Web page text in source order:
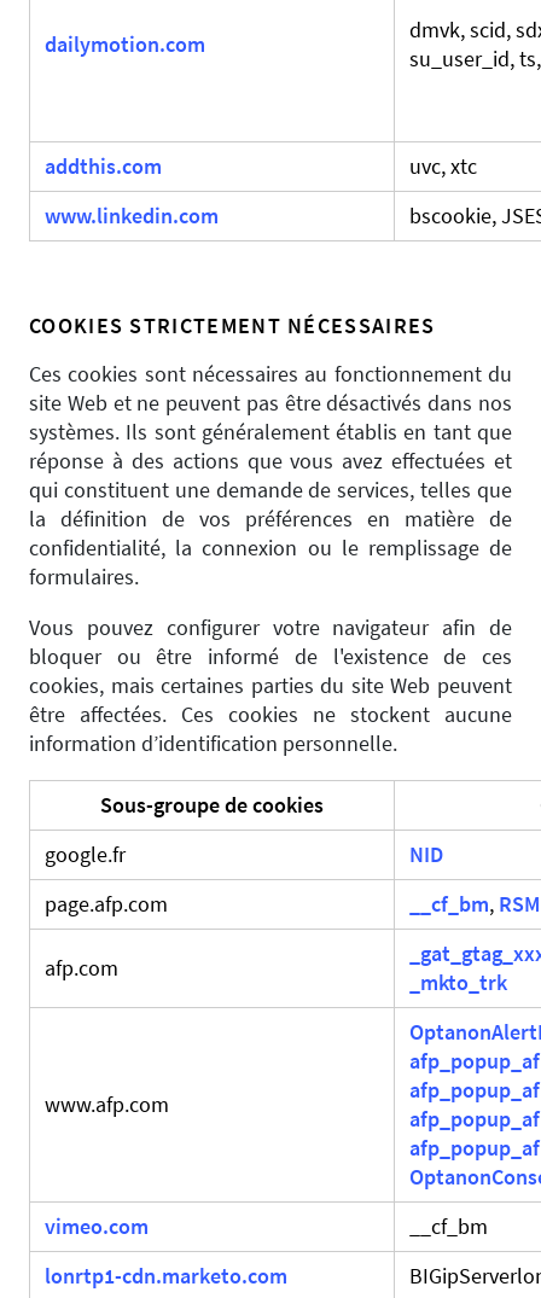
dailymotion.com
dmvk, scid,
su_user_id,
addthis.com
uvc, xtc
www.linkedin.com
bscookie,
COOKIES STRICTEMENT NÉCESSAIRES
Ces cookies sont nécessaires au fonctionnement du
site Web et ne peuvent pas être désactivés dans nos
systèmes. Ils sont généralement établis en tant que
réponse à des actions que vous avez effectuées et
qui constituent une demande de services, telles que
la définition de vos préférences en matière de
confidentialité, la connexion ou le remplissage de
formulaires.
Vous pouvez configurer votre navigateur afin de
bloquer ou être informé de l'existence de ces
cookies, mais certaines parties du site Web peuvent
être affectées. Ces cookies ne stockent aucune
information d’identification personnelle.
Sous-groupe de cookies
google.fr
NID
page.afp.com
__cf_bm,
afp.com
_mkto_trk
www.afp.com
vimeo.com
__cf_bm
lonrtp1-cdn.marketo.com